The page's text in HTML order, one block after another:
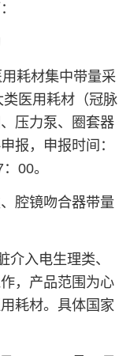
耗材集中带量采
医用耗材（冠脉
压力泵、圈套器
报，申报时间：
00。
腔镜吻合器带量
入电生理类、
，产品范围为心
耗材。具体国家